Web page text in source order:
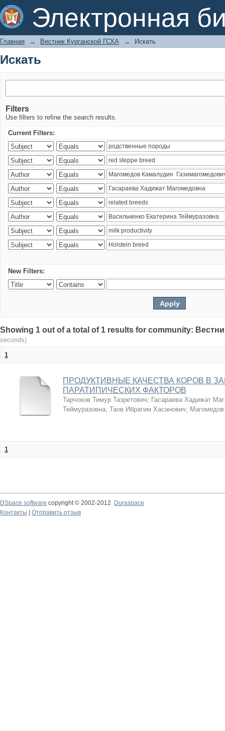
Электронная
Искать
Главная → Вестник Курганской ГСХА → Искать
Искать
Filters
Use filters to refine the search results.
Current Filters:
New Filters:
Showing 1 out of a total of 1 results for community:
seconds)
1
ПРОДУКТИВНЫЕ КАЧЕСТВА КОРОВ В
ПАРАТИПИЧЕСКИХ ФАКТОРОВ
Тарчоков Тимур Тазретович; Гасараева Хадижат
Теймуразовна; Таов Ибрагим Хасанович;
1
DSpace software copyright © 2002-2012
Duraspace
Контакты
Отправить отзыв